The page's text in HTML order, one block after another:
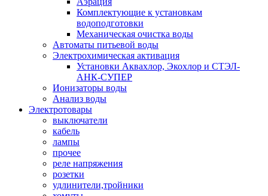
Комплектующие к установкам
водоподготовки
Механическая очистка воды
Автоматы питьевой воды
Электрохимическая активация
Установки Аквахлор, Экохлор и СТЭЛ-
АНК-СУПЕР
Ионизаторы воды
Анализ воды
Электротовары
выключатели
кабель
лампы
прочее
реле напряжения
розетки
удлинители,тройники